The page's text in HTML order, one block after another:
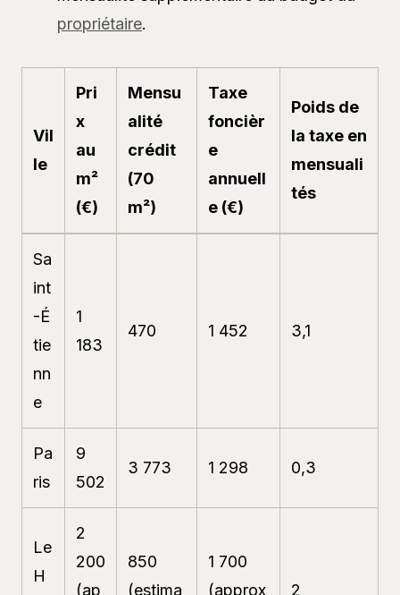
propriétaire.
Vil
le
Pri
x
au
m²
(€)
Mensu
alité
crédit
(70
m²)
Taxe
foncièr
e
annuell
e (€)
Poids de
la taxe en
mensuali
tés
Sa
int
-É
tie
nn
e
1
183
470 1 452 3,1
Pa
ris
9
502
3 773 1 298 0,3
Le
H
2
200
(ap
850
(estima
1 700
(approx
2